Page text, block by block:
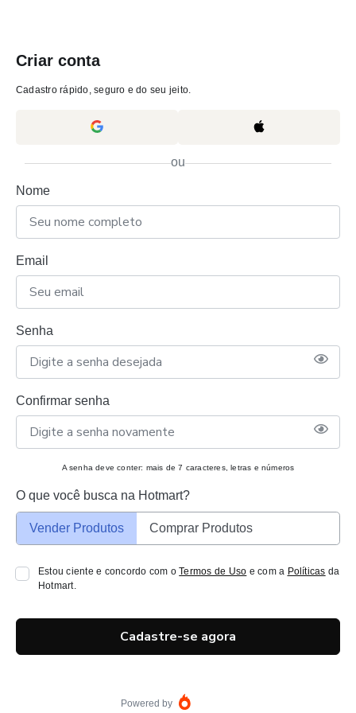
Criar conta
Cadastro rápido, seguro e do seu jeito.
ou
Nome
Email
Senha
Confirmar senha
A senha deve conter: mais de 7 caracteres, letras e números
O que você busca na Hotmart?
Vender Produtos Comprar Produtos
Estou ciente e concordo com oTermos de Uso e com a Políticas da
Hotmart.
Cadastre-se agora
Powered by